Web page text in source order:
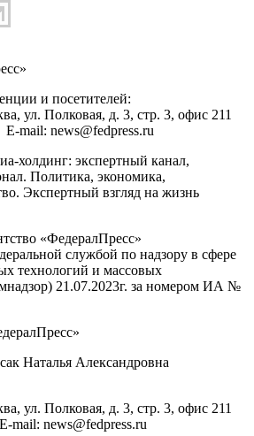
»
и посетителей:
, ул. Полковая, д. 3, стр. 3, офис 211
E-mail: news@fedpress.ru
холдинг: экспертный канал,
Политика, экономика,
Экспертный взгляд на жизнь
«ФедералПресс»
службой по надзору в сфере
технологий и массовых
21.07.2023г. за номером ИА №
Наталья Александровна
ул. Полковая, д. 3, стр. 3, офис 211
mail: news@fedpress.ru